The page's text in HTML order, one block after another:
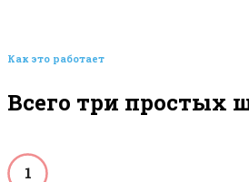
Как это работает
Всего три простых
1